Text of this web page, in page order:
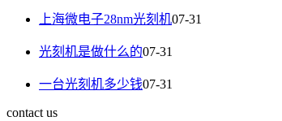
上海微电子28nm光刻机07-31
光刻机是做什么的07-31
一台光刻机多少钱07-31
contact us